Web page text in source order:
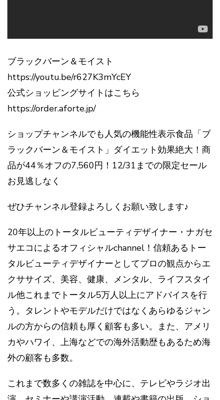
ブラックバーン＆モイスト
https://youtu.be/r627K3mYcEY
公式ショッピングサイトはこちら
https://order.aforte.jp/
ショップチャンネルでも人気の機能性表示食品「ブ
ラックバーン＆モイスト」ダイエット効果絶大！商
品が44％オフの7,560円！12/31までの限定セール
お見逃しなく
ぜひチャンネル登録よろしくお願い致します♪
20年以上のトータルビューティデザイナー・ナガセ
サエコによるオフィシャルchannel！信頼あるトー
タルビューティデザイナーとしてプロの観点からエ
クササイズ、美容、健康、メンタル、ライフスタイ
ル他これまでトータル5万人以上にアドバイスを行
う。タレントやモデルだけではなくあらゆるジャン
ルの方からの信頼も厚く顧客も多い。また、アメリ
カやハワイ、上海などでの海外活動歴もあるため海
外の顧客も多数。
これまで数多くの雑誌を中心に、テレビやラジオ出